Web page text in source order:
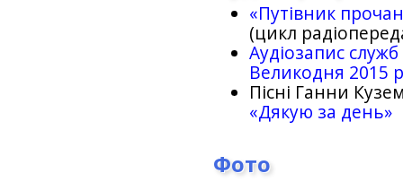
«Путівник
(цикл
Аудіозапис
Великодня 2015
Пісні Ганни
«Дякую за день»
Фото